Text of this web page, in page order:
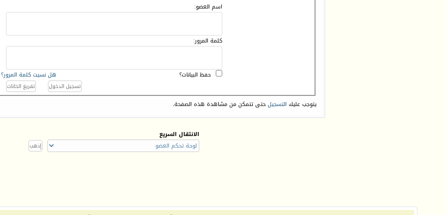
اسم العضو:
كلمة المرور:
هل نسيت كلمة المرور؟ حفظ البيانات؟
يتوجب عليك التسجيلحتى تتمكن من مشاهدة هذه الصفحة.
الانتقال السريع